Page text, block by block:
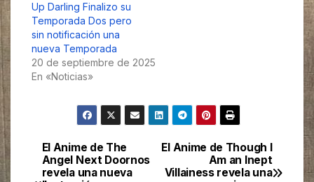
Up Darling Finalizo su
Temporada Dos pero
sin notificación una
nueva Temporada
20 de septiembre de 2025
En «Noticias»
Navegación
El Anime de Though I
Am an Inept
Villainess revela una
El Anime de The
Angel Next Doornos
revela una nueva